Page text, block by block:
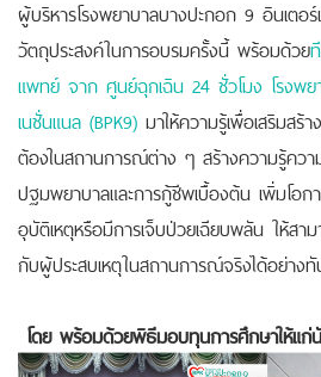
ผู้บริหารโรงพยาบาลบางปะกอก 9 อินเตอ
วัตถุประสงค์ในการอบรมครั้งนี้ พร้อมด้วย
แพทย์ จาก ศูนย์ฉุกเฉิน 24 ชั่วโมง โรงพ
เนชั่นแนล (BPK9) มาให้ความรู้เพื่อเสริมส
ต้องในสถานการณ์ต่าง ๆ สร้างความรู้คว
ปฐมพยาบาลและการกู้ชีพเบื้องต้น เพิ่มโอ
อุบัติเหตุหรือมีการเจ็บป่วยเฉียบพลัน ให้สา
กับผู้ประสบเหตุในสถานการณ์จริงได้อย่าง
โดย พร้อมด้วยพิธีมอบทุนการศึกษาให้แ